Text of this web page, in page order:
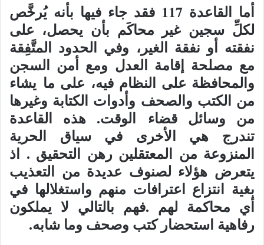
أما القاعدة 117 فقد جاء فيها بأنه يُرخَّص
لكلِّ سجين غير محاكَم بأن يحصل، على
نفقته أو نفقة الغير، وفي الحدود المتَّفِقة
مع مصلحة إقامة العدل ومع أمن السجن
والمحافظة على النظام فيه، على ما يشاء
من الكتب والصحف وأدوات الكتابة وغيرها
من وسائل قضاء الوقت. هذه القاعدة
تندرج هي الأخرى في سياق الحرية
المنزوعة من المعتقلين رهن التحقيق . اذ
يتعرض هؤلاء لصنوف عديدة من التعذيب
بغية انتزاع اعترافات منهم واستغلالها في
أي محاكمة لهم .فهم بالتالي لا يملكون
رفاهية استحضار كتب وصحف وما شابه.